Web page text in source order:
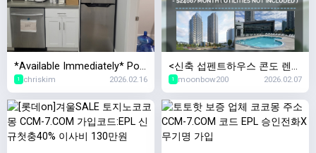
*Available Immediately* Port
Coquitlam Fremont Village 오
피스 공간 서브리스
1 chriskim 2026.02.16
<신축 섭펜트하우스 콘도 렌트
> Modern Sub-Penthouse 2B
DR + 2BATH Condo in Heart
of Surrey Central
1 moonbow200 2026.02.07